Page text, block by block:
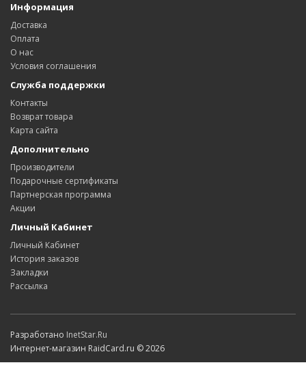
Информация
Доставка
Оплата
О нас
Условия соглашения
Служба поддержки
Контакты
Возврат товара
Карта сайта
Дополнительно
Производители
Подарочные сертификаты
Партнерская программа
Акции
Личный Кабинет
Личный Кабинет
История заказов
Закладки
Рассылка
Разработано InetStar.Ru
Интернет-магазин RaidCard.ru © 2026